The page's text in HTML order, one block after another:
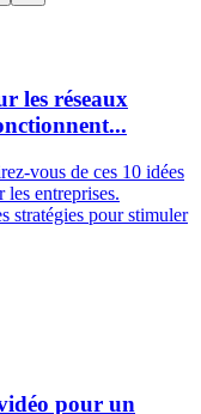
les réseaux
vous de ces 10 idées
les entreprises.
stratégies pour stimuler
pour un